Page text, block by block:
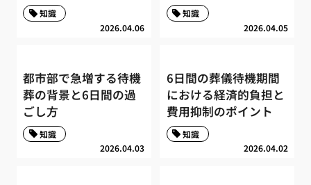
2026.04.06
知識
2026.04.05
知識
都市部で急増する待機
葬の背景と6日間の過
ごし方
2026.04.03
知識
6日間の葬儀待機期間
における経済的負担と
費用抑制のポイント
2026.04.02
知識